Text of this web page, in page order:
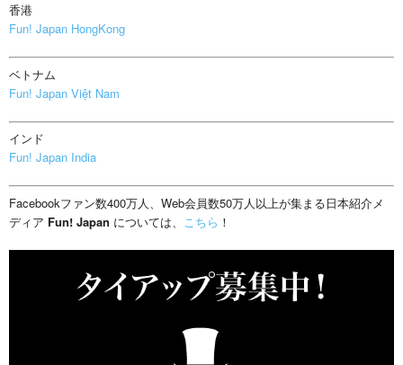
香港
Fun! Japan HongKong
ベトナム
Fun! Japan Việt Nam
インド
Fun! Japan India
Facebookファン数400万人、Web会員数50万人以上が集まる日本紹介メ
ディア Fun! Japan については、 こちら ！